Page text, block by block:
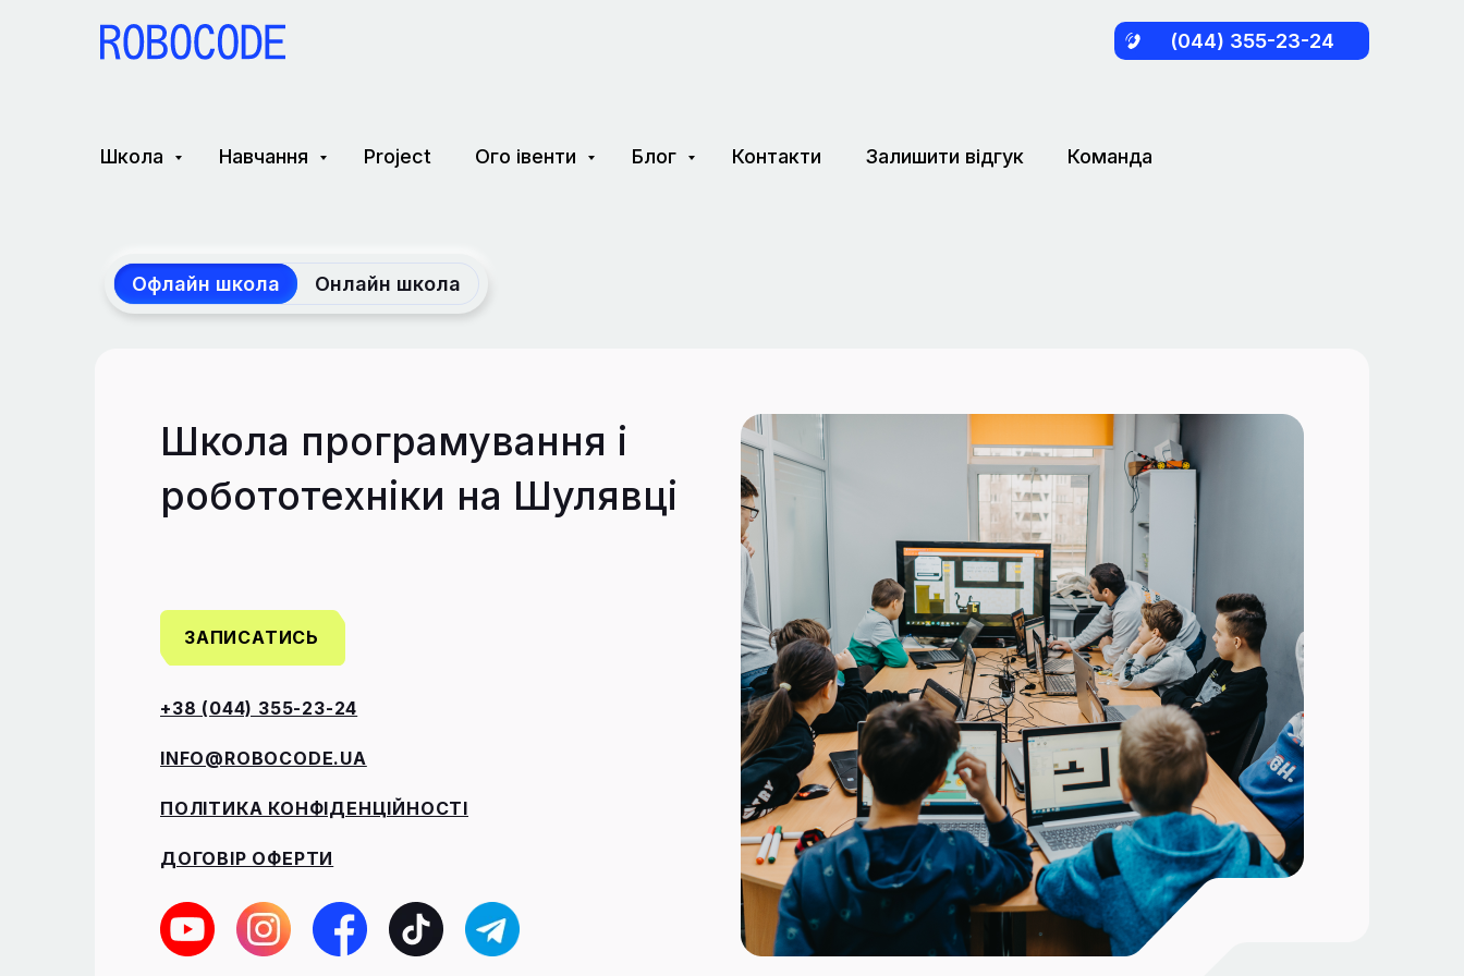
(044) 355-23-24
Школа Навчання Project Ого івенти Блог Контакти Залишити відгук Команда
Офлайн школа Онлайн школа
Школа програмування і
робототехніки на Шулявці
+38 (044) 355-23-24
INFO@ROBOCODE.UA
ПОЛІТИКА КОНФІДЕНЦІЙНОСТІ
ДОГОВІР ОФЕРТИ
ЗАПИСАТИСЬ